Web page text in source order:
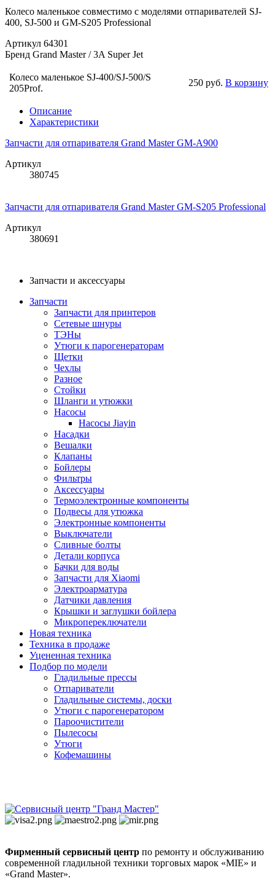
Колесо маленькое совместимо с моделями отпаривателей SJ-
400, SJ-500 и GM-S205 Professional
Артикул 64301
Бренд Grand Master / 3A Super Jet
Колесо маленькое SJ-400/SJ-500/S
205Prof.
250 руб. В корзину
Описание
Характеристики
Запчасти для отпаривателя Grand Master GM-A900
Артикул
380745
Запчасти для отпаривателя Grand Master GM‐S205 Professional
Артикул
380691
Запчасти и аксессуары
Запчасти
Запчасти для принтеров
Сетевые шнуры
ТЭНы
Утюги к парогенераторам
Щетки
Чехлы
Разное
Стойки
Шланги и утюжки
Насосы
Насосы Jiayin
Насадки
Вешалки
Клапаны
Бойлеры
Фильтры
Аксессуары
Термоэлектронные компоненты
Подвесы для утюжка
Электронные компоненты
Выключатели
Сливные болты
Детали корпуса
Бачки для воды
Запчасти для Xiaomi
Электроарматура
Датчики давления
Крышки и заглушки бойлера
Микропереключатели
Новая техника
Техника в продаже
Уцененная техника
Подбор по модели
Гладильные прессы
Отпариватели
Гладильные системы, доски
Утюги с парогенератором
Пароочистители
Пылесосы
Утюги
Кофемашины
Фирменный сервисный центр по ремонту и обслуживанию
современной гладильной техники торговых марок «MIE» и
«Grand Master».